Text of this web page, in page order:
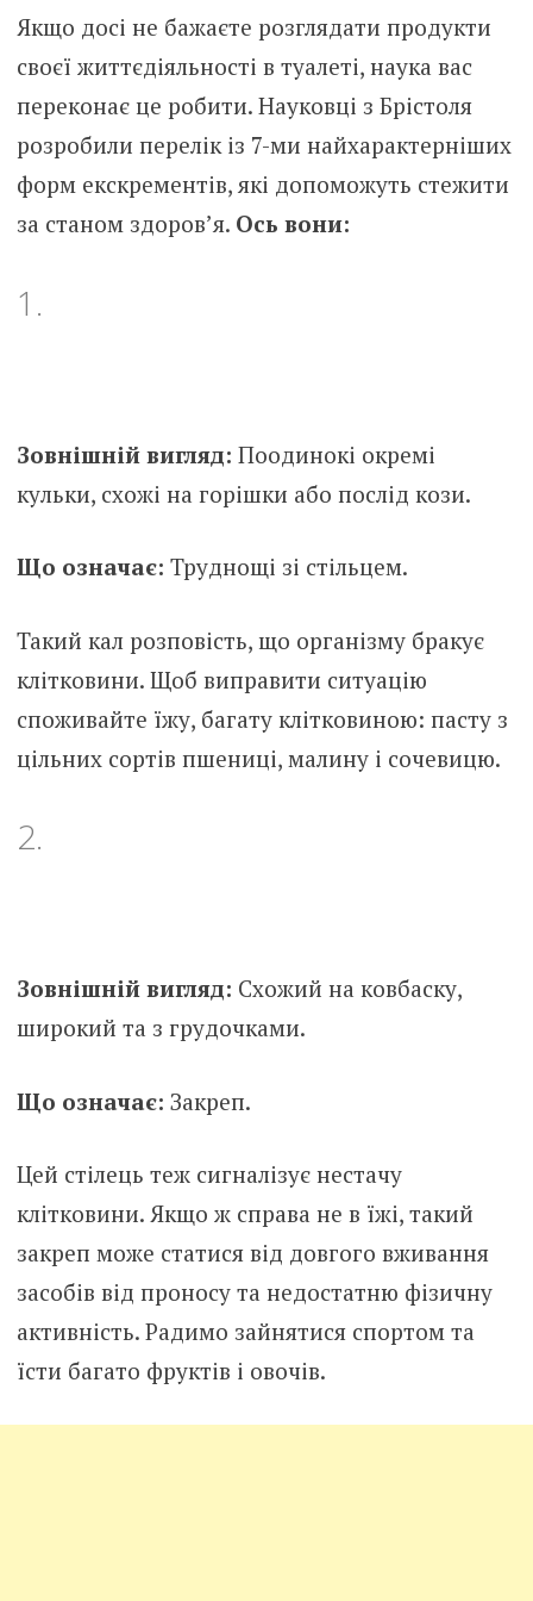
Якщо досі не бажаєте розглядати продукти
своєї життєдіяльності в туалеті, наука вас
переконає це робити. Науковці з Брістоля
розробили перелік із 7-ми найхарактерніших
форм екскрементів, які допоможуть стежити
за станом здоров’я. Ось вони:
1.
Зовнішній вигляд: Поодинокі окремі
кульки, схожі на горішки або послід кози.
Що означає: Труднощі зі стільцем.
Такий кал розповість, що організму бракує
клітковини. Щоб виправити ситуацію
споживайте їжу, багату клітковиною: пасту з
цільних сортів пшениці, малину і сочевицю.
2.
Зовнішній вигляд: Схожий на ковбаску,
широкий та з грудочками.
Що означає: Закреп.
Цей стілець теж сигналізує нестачу
клітковини. Якщо ж справа не в їжі, такий
закреп може статися від довгого вживання
засобів від проносу та недостатню фізичну
активність. Радимо зайнятися спортом та
їсти багато фруктів і овочів.